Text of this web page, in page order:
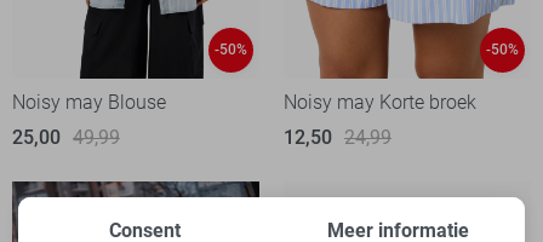
-50%
Noisy may Blouse
25,00 49,99
-50%
Noisy may Korte broek
12,50 24,99
Consent Meer informatie